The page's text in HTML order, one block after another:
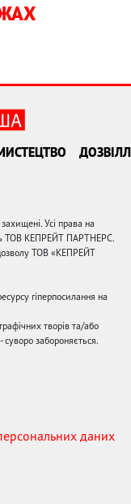
Усі права на
ТОВ КЕПРЕЙТ ПАРТНЕРС.
ТОВ «КЕПРЕЙТ
гіперпосилання на
творів та/або
суворо забороняється.
даних